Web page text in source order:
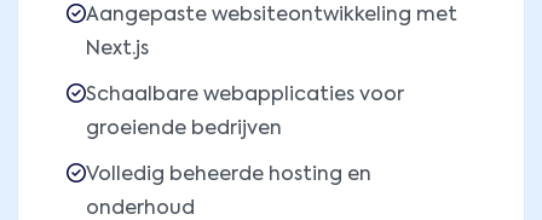
Aangepaste websiteontwikkeling met
Next.js
Schaalbare webapplicaties voor
groeiende bedrijven
Volledig beheerde hosting en
onderhoud